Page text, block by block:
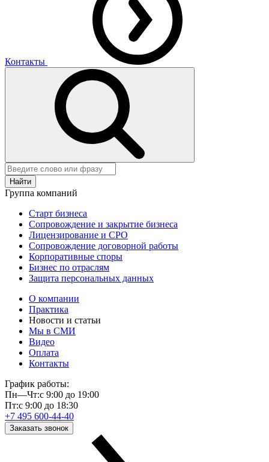
Контакты
Найти
Группа компаний
Старт бизнеса
Сопровождение и закрытие бизнеса
Лицензирование и СРО
Сопровождение договорной работы
Корпоративные споры
Бизнес по отраслям
Защита персональных данных
О компании
Практика
Новости и статьи
Мы в СМИ
Видео
Оплата
Контакты
График работы:
Пн—Чт:с 9:00 до 19:00
Пт:с 9:00 до 18:30
+7 495 600-44-40
Заказать звонок